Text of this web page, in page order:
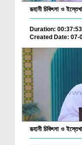
রূহানী চিকিৎসা ও
Duration: 00:37:53
Created Date: 07-
রূহানী চিকিৎসা ও